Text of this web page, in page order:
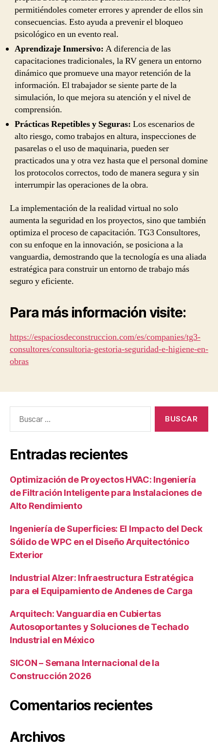
permitiéndoles cometer errores y aprender de ellos sin
consecuencias. Esto ayuda a prevenir el bloqueo
psicológico en un evento real.
Aprendizaje Inmersivo: A diferencia de las
capacitaciones tradicionales, la RV genera un entorno
dinámico que promueve una mayor retención de la
información. El trabajador se siente parte de la
simulación, lo que mejora su atención y el nivel de
comprensión.
Prácticas Repetibles y Seguras: Los escenarios de
alto riesgo, como trabajos en altura, inspecciones de
pasarelas o el uso de maquinaria, pueden ser
practicados una y otra vez hasta que el personal domine
los protocolos correctos, todo de manera segura y sin
interrumpir las operaciones de la obra.
La implementación de la realidad virtual no solo
aumenta la seguridad en los proyectos, sino que también
optimiza el proceso de capacitación. TG3 Consultores,
con su enfoque en la innovación, se posiciona a la
vanguardia, demostrando que la tecnología es una aliada
estratégica para construir un entorno de trabajo más
seguro y eficiente.
Para más información visite:
https://espaciosdeconstruccion.com/es/companies/tg3-
consultores/consultoria-gestoria-seguridad-e-higiene-en-
obras
Entradas recientes
Optimización de Proyectos HVAC: Ingeniería
de Filtración Inteligente para Instalaciones de
Alto Rendimiento
Ingeniería de Superficies: El Impacto del Deck
Sólido de WPC en el Diseño Arquitectónico
Exterior
Industrial Alzer: Infraestructura Estratégica
para el Equipamiento de Andenes de Carga
Arquitech: Vanguardia en Cubiertas
Autosoportantes y Soluciones de Techado
Industrial en México
SICON – Semana Internacional de la
Construcción 2026
Comentarios recientes
Archivos